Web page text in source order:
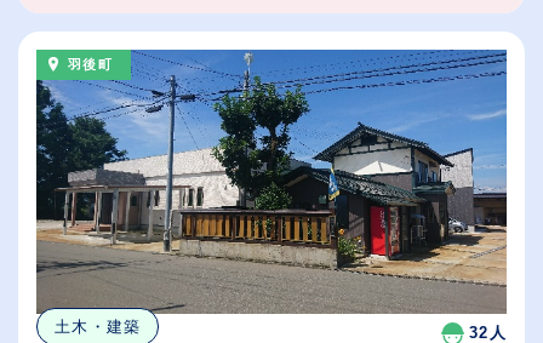
羽後町
土木・建築 32人